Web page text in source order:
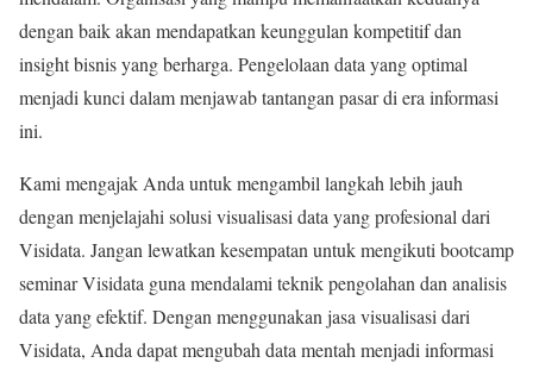
dengan baik akan mendapatkan keunggulan kompetitif dan
insight bisnis yang berharga. Pengelolaan data yang optimal
menjadi kunci dalam menjawab tantangan pasar di era informasi
ini.
Kami mengajak Anda untuk mengambil langkah lebih jauh
dengan menjelajahi solusi visualisasi data yang profesional dari
Visidata. Jangan lewatkan kesempatan untuk mengikuti bootcamp
seminar Visidata guna mendalami teknik pengolahan dan analisis
data yang efektif. Dengan menggunakan jasa visualisasi dari
Visidata, Anda dapat mengubah data mentah menjadi informasi